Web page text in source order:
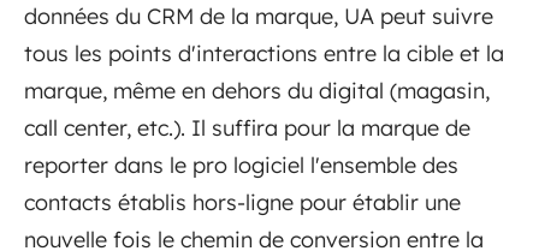
données du CRM de la marque, UA peut suivre
tous les points d'interactions entre la cible et la
marque, même en dehors du digital (magasin,
call center, etc.). Il suffira pour la marque de
reporter dans le pro logiciel l'ensemble des
contacts établis hors-ligne pour établir une
nouvelle fois le chemin de conversion entre la